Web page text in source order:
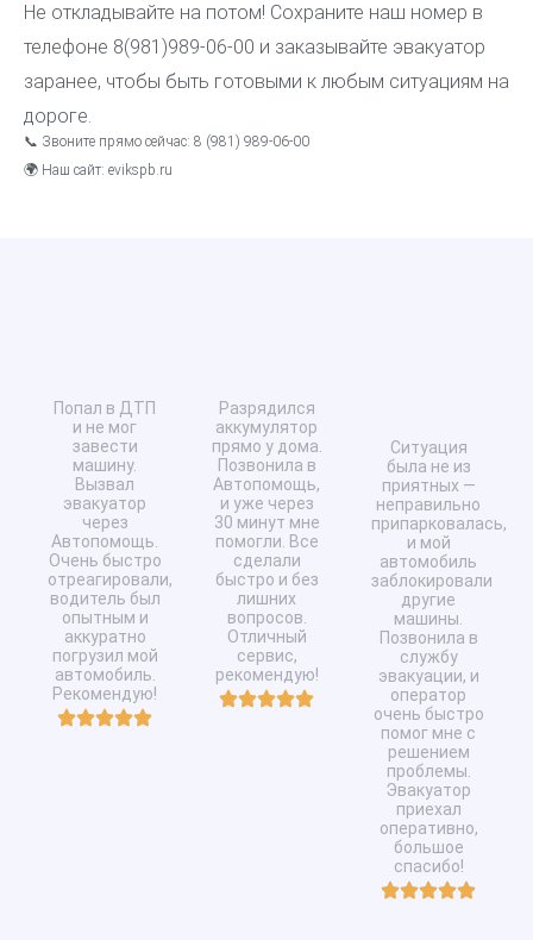
Не откладывайте на потом! Сохраните наш номер в
телефоне 8(981)989-06-00 и заказывайте эвакуатор
заранее, чтобы быть готовыми к любым ситуациям на
дороге.
📞 Звоните прямо сейчас: 8 (981) 989-06-00
🌍 Наш сайт: evikspb.ru
Попал в ДТП
и не мог
завести
машину.
Вызвал
эвакуатор
через
Автопомощь.
Очень быстро
отреагировали,
водитель был
опытным и
аккуратно
погрузил мой
автомобиль.
Рекомендую!
Разрядился
аккумулятор
прямо у дома.
Позвонила в
Автопомощь,
и уже через
30 минут мне
помогли. Все
сделали
быстро и без
лишних
вопросов.
Отличный
сервис,
рекомендую!
Ситуация
была не из
приятных —
неправильно
припарковалась,
и мой
автомобиль
заблокировали
другие
машины.
Позвонила в
службу
эвакуации, и
оператор
очень быстро
помог мне с
решением
проблемы.
Эвакуатор
приехал
оперативно,
большое
спасибо!